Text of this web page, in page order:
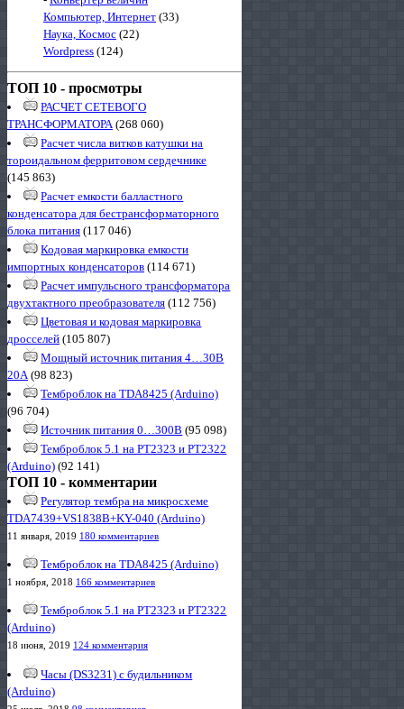
Компьютер, Интернет (33)
Наука, Космос (22)
Wordpress (124)
ТОП 10 - просмотры
РАСЧЕТ СЕТЕВОГО
ТРАНСФОРМАТОРА(268 060)
Расчет числа витков катушки на
тороидальном ферритовом сердечнике
(145 863)
Расчет емкости балластного
конденсатора для бестрансформаторного
блока питания (117 046)
Кодовая маркировка емкости
импортных конденсаторов (114 671)
Расчет импульсного трансформатора
двухтактного преобразователя (112 756)
Цветовая и кодовая маркировка
дросселей (105 807)
Мощный источник питания 4…30В
20А(98 823)
Темброблок на TDA8425 (Arduino)
(96 704)
Источник питания 0…300В (95 098)
Темброблок 5.1 на PT2323 и PT2322
(Arduino) (92 141)
ТОП 10 - комментарии
Регулятор тембра на микросхеме
TDA7439+VS1838B+KY-040 (Arduino)
11 января, 2019 180 комментариев
Темброблок на TDA8425 (Arduino)
1 ноября, 2018 166 комментариев
Темброблок 5.1 на PT2323 и PT2322
(Arduino)
18 июня, 2019 124 комментария
Часы (DS3231) с будильником
(Arduino)